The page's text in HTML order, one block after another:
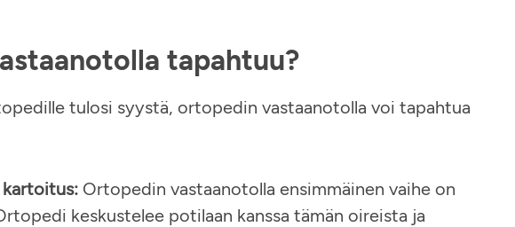
tapahtuu?
tulosi syystä, ortopedin vastaanotolla voi tapahtua
Ortopedin vastaanotolla ensimmäinen vaihe on
keskustelee potilaan kanssa tämän oireista ja